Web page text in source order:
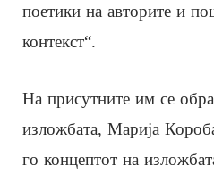
поетики на авторите и
контекст“.
На присутните им се
изложбата, Марија
го концептот на